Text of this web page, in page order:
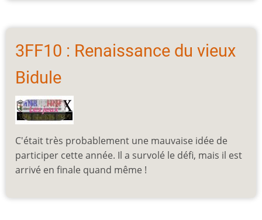
3FF10 : Renaissance du vieux
Bidule
C'était très probablement une mauvaise idée de
participer cette année. Il a survolé le défi, mais il est
arrivé en finale quand même !